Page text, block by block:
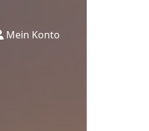
Mein Konto